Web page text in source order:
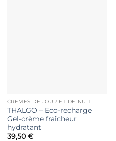
CRÈMES DE JOUR ET DE NUIT
THALGO – Eco-recharge
Gel-crème fraîcheur
hydratant
39,50 €